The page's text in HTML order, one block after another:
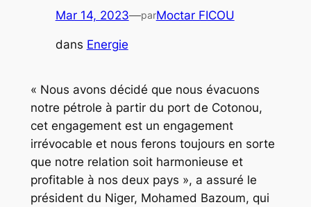
Mar 14, 2023—parMoctar FICOU
dans Energie
« Nous avons décidé que nous évacuons
notre pétrole à partir du port de Cotonou,
cet engagement est un engagement
irrévocable et nous ferons toujours en sorte
que notre relation soit harmonieuse et
profitable à nos deux pays », a assuré le
président du Niger, Mohamed Bazoum, qui